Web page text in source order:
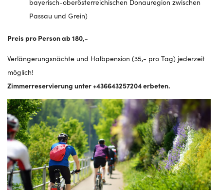
bayerisch-oberösterreichischen Donauregion zwischen
Passau und Grein)
Preis pro Person ab 180,-
Verlängerungsnächte und Halbpension (35,- pro Tag) jederzeit
möglich!
Zimmerreservierung unter +436643257204 erbeten.